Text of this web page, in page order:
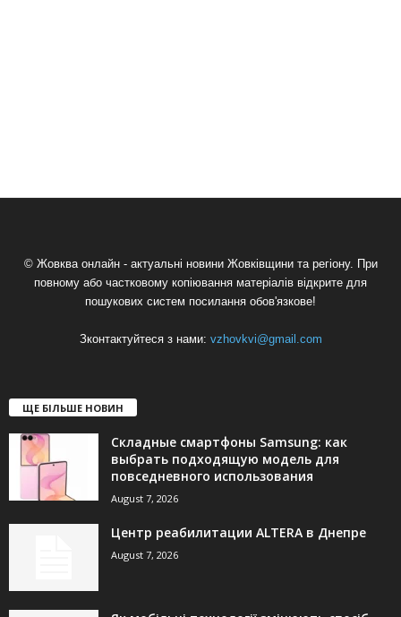
© Жовква онлайн - актуальні новини Жовківщини та регіону. При
повному або частковому копіювання матеріалів відкрите для
пошукових систем посилання обов'язкове!
Зконтактуйтеся з нами: vzhovkvi@gmail.com
ЩЕ БІЛЬШЕ НОВИН
Складные смартфоны Samsung: как
выбрать подходящую модель для
повседневного использования
August 7, 2026
Центр реабилитации ALTERA в Днепре
August 7, 2026